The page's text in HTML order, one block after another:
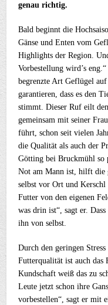
genau richtig.
Bald beginnt die
Gänse und Enten vom
Highlights der Region.
Vorbestellung wird’s
begrenzte Art Geflügel
garantieren, dass es den
stimmt. Dieser Ruf eilt
gemeinsam mit seiner
führt, schon seit vielen
die Qualität als auch der
Götting bei Bruckmühl so
Not am Mann ist, hilft die
selbst vor Ort und
Futter von den eigenen
was drin ist“, sagt er.
ihn von selbst.
Durch den geringen
Futterqualität ist auch das
Kundschaft weiß das zu
Leute jetzt schon ihre
vorbestellen“, sagt er mit